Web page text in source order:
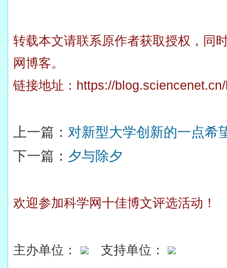
转载本文请联系原作者获取授权，同
网博客。
链接地址： https://
上一篇： 对新型大学创新的一点希
下一篇： 夕与除夕
欢迎参加科学网十佳博文评选活动！
主办单位： 支持单位：